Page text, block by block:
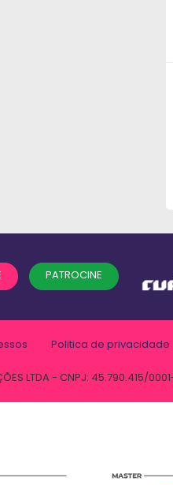
PATROCINE
Politica de privacidade
LTDA - CNPJ: 45.790.415/